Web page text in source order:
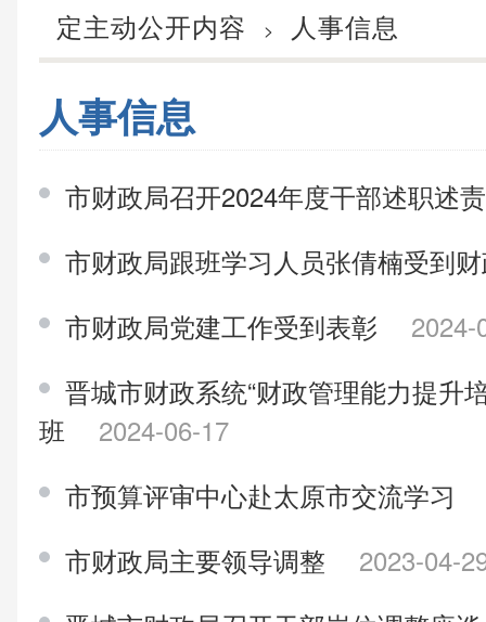
定主动公开内容
> 人事信息
人事信息
市财政局召开2024年度干部述职述
市财政局跟班学习人员张倩楠受到
市财政局党建工作受到表彰
2024-
晋城市财政系统“财政管理能力提升
班
2024-06-17
市预算评审中心赴太原市交流学习
市财政局主要领导调整
2023-04-